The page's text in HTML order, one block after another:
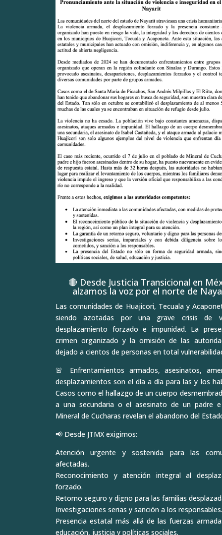
🔴 Desde Justicia Transicional en
alzamos la voz por el norte de
Las comunidades de Huajicori, Tecuala y
siendo azotadas por una grave crisis de
desplazamiento forzado e impunidad. La
crimen organizado y la omisión de las
dejado a cientos de personas en total
🚨 Enfrentamientos armados, asesinatos,
desplazamientos son el día a día para las y los
Casos como el hallazgo de un cuerpo
a una secundaria o el asesinato de un padre
Mineral de Cucharas revelan el abandono del
📢 Desde JTMX exigimos:
Atención urgente y sostenida para las
afectadas.
Reconocimiento y atención integral al
forzado.
Retorno seguro y digno para las familias
Investigaciones serias y sanción a los responsables.
Presencia estatal más allá de las fuerzas
educación, justicia y políticas sociales.